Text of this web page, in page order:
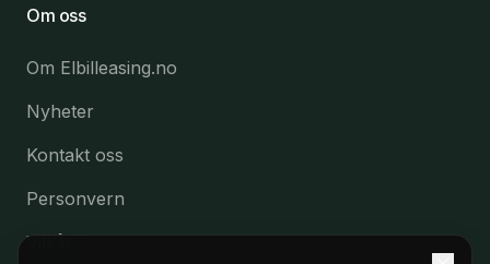
Om oss
Om Elbilleasing.no
Nyheter
Kontakt oss
Personvern
Vilkår